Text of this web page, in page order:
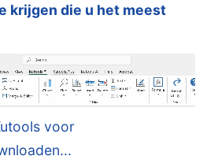
krijgen die u het meest
voor